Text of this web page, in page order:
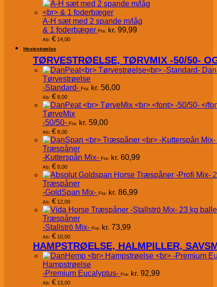
A-H sæt med 2 spande m/låg
& 1 foderbæger Fra: kr. 99,99
Ab: € 14,00
Hestestrøelse
TØRVESTRØELSE, TØRVMIX -50/50-
Tørvestrøelse
-Standard- Fra: kr. 56,00
Ab: € 8,00
TørveMix
-50/50- Fra: kr. 59,00
Ab: € 8,00
Træspåner
-Kutterspån Mix- Fra: kr. 60,99
Ab: € 8,00
Træspåner
-GoldSpan Mix- Fra: kr. 86,99
Ab: € 12,00
Træspåner
-Stallströ Mix- Fra: kr. 73,99
Ab: € 10,00
HAMPSTRØELSE, HALMPILLER,
Hampstrøelse
-Premium Eucalyptus- Fra: kr. 92,99
Ab: € 13,00